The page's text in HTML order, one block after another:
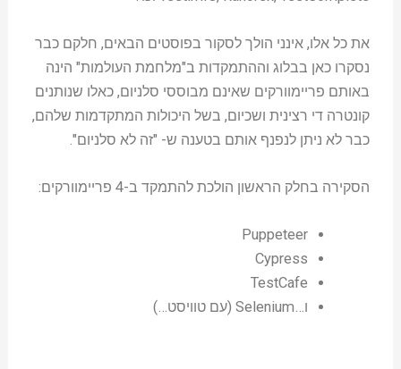
את כל אלו, אינני הולך לסקור בפוסטים הבאים, חלקם כבר
נסקרו כאן בבלוג וההתמקדות ב"מלחמת העולמות" הינה
באותם פריימוורקים שאינם מבוססי סלניום, כאלו שנותנים
קונטרה די רצינית ושכיום, בשל היכולות המתקדמות שלהם,
כבר לא ניתן לנפנף אותם בטענה ש- "זה לא סלניום".
הסקירה בחלק הראשון הולכת להתמקד ב-4 פריימוורקים:
Puppeteer
Cypress
TestCafe
ו…Selenium (עם טוויסט…)